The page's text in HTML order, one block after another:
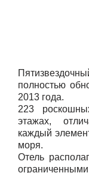
полностью
2013 года.
223
этажах,
каждый
моря.
Отель